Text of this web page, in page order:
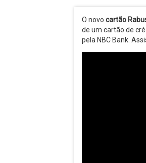
O novo cartão
de um cartão de
pela NBC Bank.